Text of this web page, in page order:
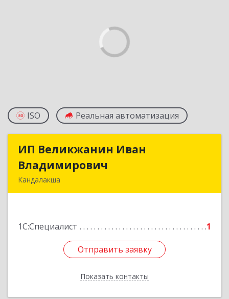
ISO Реальная автоматизация
ИП Великжанин Иван
Владимирович
Кандалакша
1С:Специалист 1
Отправить заявку
Показать контакты
ИП Великжанин Иван
Подробнее
Отправить заявку
Назад